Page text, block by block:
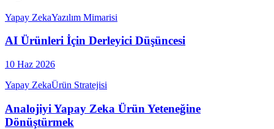
Yapay ZekaYazılım Mimarisi
AI Ürünleri İçin Derleyici Düşüncesi
10 Haz 2026
Yapay ZekaÜrün Stratejisi
Analojiyi Yapay Zeka Ürün Yeteneğine
Dönüştürmek